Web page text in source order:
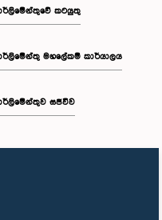
කටයුතු
මහලේකම් කාර්යාලය
සජීවීව